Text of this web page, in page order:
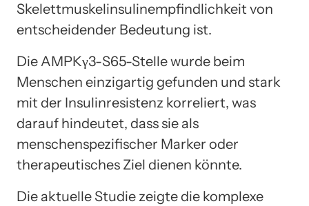
Skelettmuskelinsulinempfindlichkeit von
entscheidender Bedeutung ist.
Die AMPKγ3-S65-Stelle wurde beim
Menschen einzigartig gefunden und stark
mit der Insulinresistenz korreliert, was
darauf hindeutet, dass sie als
menschenspezifischer Marker oder
therapeutisches Ziel dienen könnte.
Die aktuelle Studie zeigte die komplexe